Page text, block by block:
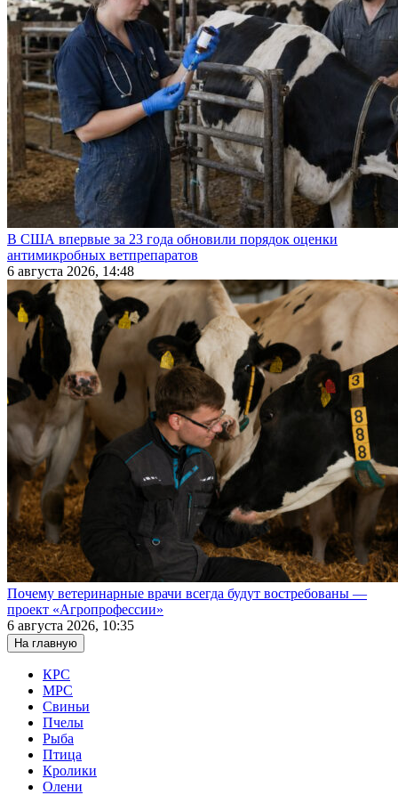
В США впервые за 23 года обновили порядок оценки
антимикробных ветпрепаратов
6 августа 2026, 14:48
Почему ветеринарные врачи всегда будут востребованы —
проект «Агропрофессии»
6 августа 2026, 10:35
На главную
КРС
МРС
Свиньи
Пчелы
Рыба
Птица
Кролики
Олени